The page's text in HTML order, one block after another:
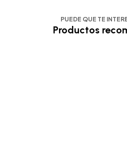
PUEDE QUE TE
Productos